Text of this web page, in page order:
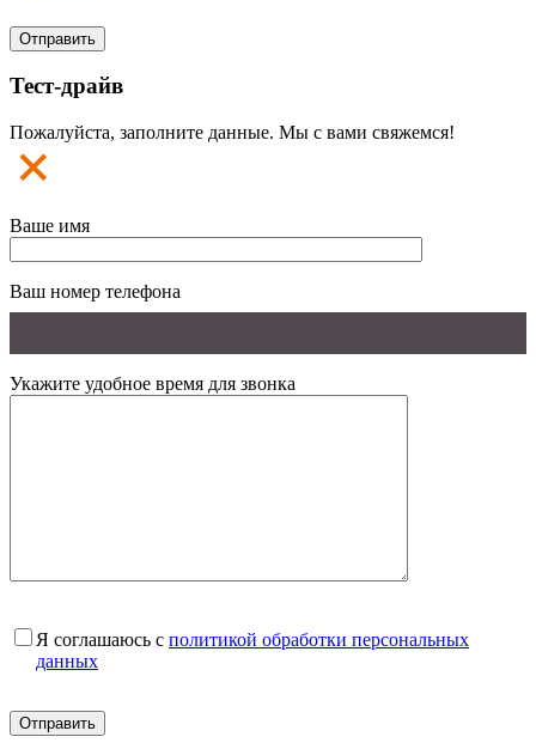
Тест-драйв
Пожалуйста, заполните данные. Мы с вами свяжемся!
Ваше имя
Ваш номер телефона
Укажите удобное время для звонка
Я соглашаюсь с политикой обработки персональных
данных